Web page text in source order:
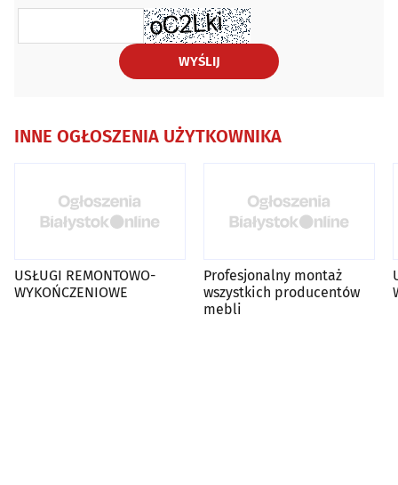
WYŚLIJ
INNE OGŁOSZENIA UŻYTKOWNIKA
USŁUGI REMONTOWO-
WYKOŃCZENIOWE
Profesjonalny montaż
wszystkich producentów
mebli